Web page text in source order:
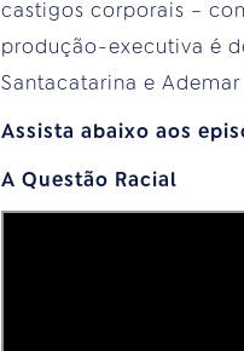
castigos corporais –
produção-executiva é
Santacatarina e Ademar
Assista abaixo aos
A Questão Racial